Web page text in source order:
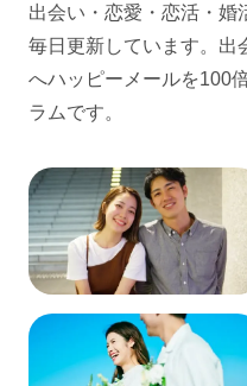
出会い・恋愛・恋活・婚
毎日更新しています。出
へハッピーメールを100
ラムです。